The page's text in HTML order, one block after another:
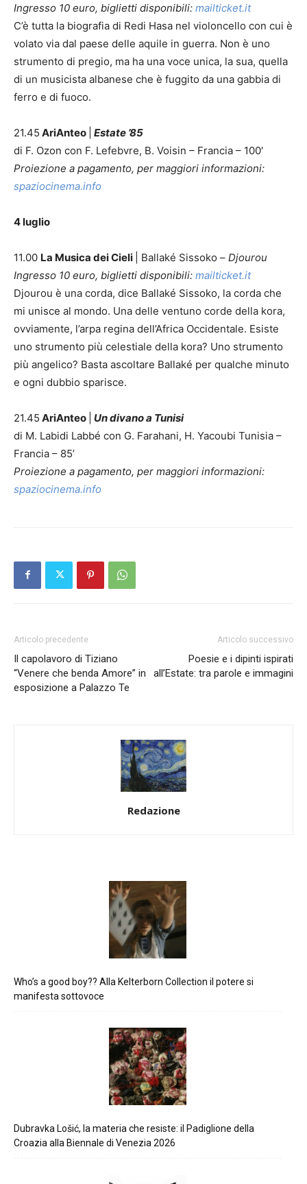
Ingresso 10 euro, biglietti disponibili: mailticket.it
C’è tutta la biografia di Redi Hasa nel violoncello con cui è
volato via dal paese delle aquile in guerra. Non è uno
strumento di pregio, ma ha una voce unica, la sua, quella
di un musicista albanese che è fuggito da una gabbia di
ferro e di fuoco.
21.45 AriAnteo Estate ’85
di F. Ozon con F. Lefebvre, B. Voisin – Francia – 100′
Proiezione a pagamento, per maggiori informazioni:
spaziocinema.info
4 luglio
11.00 La Musica dei Cieli | Ballaké Sissoko – Djourou
Ingresso 10 euro, biglietti disponibili: mailticket.it
Djourou è una corda, dice Ballaké Sissoko, la corda che
mi unisce al mondo. Una delle ventuno corde della kora,
ovviamente, l’arpa regina dell’Africa Occidentale. Esiste
uno strumento più celestiale della kora? Uno strumento
più angelico? Basta ascoltare Ballaké per qualche minuto
e ogni dubbio sparisce.
21.45 AriAnteo
Un divano a Tunisi
di M. Labidi Labbé con G. Farahani, H. Yacoubi Tunisia –
Francia – 85’
Proiezione a pagamento, per maggiori informazioni:
spaziocinema.info
Articolo precedente
Il capolavoro di Tiziano
“Venere che benda Amore” in
esposizione a Palazzo Te
Articolo successivo
Poesie e i dipinti ispirati
all’Estate: tra parole e immagini
Redazione
Who’s a good boy?? Alla Kelterborn Collection il potere si
manifesta sottovoce
Dubravka Lošić, la materia che resiste: il Padiglione della
Croazia alla Biennale di Venezia 2026